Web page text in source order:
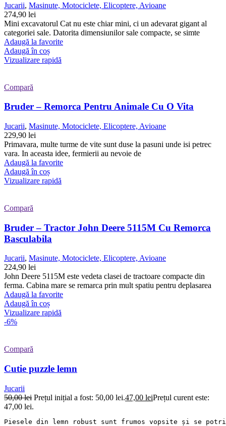
Jucarii, Masinute, Motociclete, Elicoptere, Avioane
274,90 lei
Mini excavatorul Cat nu este chiar mini, ci un adevarat gigant al
categoriei sale. Datorita dimensiunilor sale compacte, se simte
Adaugă la favorite
Adaugă în coș
Vizualizare rapidă
Compară
Bruder – Remorca Pentru Animale Cu O Vita
Jucarii, Masinute, Motociclete, Elicoptere, Avioane
229,90 lei
Primavara, multe turme de vite sunt duse la pasuni unde isi petrec
vara. In aceasta idee, fermierii au nevoie de
Adaugă la favorite
Adaugă în coș
Vizualizare rapidă
Compară
Bruder – Tractor John Deere 5115M Cu Remorca
Basculabila
Jucarii, Masinute, Motociclete, Elicoptere, Avioane
224,90 lei
John Deere 5115M este vedeta clasei de tractoare compacte din
ferma. Cabina mare se remarca prin mult spatiu pentru deplasarea
Adaugă la favorite
Adaugă în coș
Vizualizare rapidă
-6%
Compară
Cutie puzzle lemn
Jucarii
50,00lei Prețul inițial a fost: 50,00 lei.47,00 leiPrețul curent este:
47,00 lei.
Piesele din lemn robust sunt frumos vopsite și se